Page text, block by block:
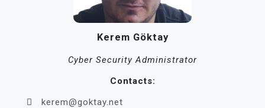
Kerem Göktay
Cyber Security Administrator
Contacts:
kerem@goktay.net